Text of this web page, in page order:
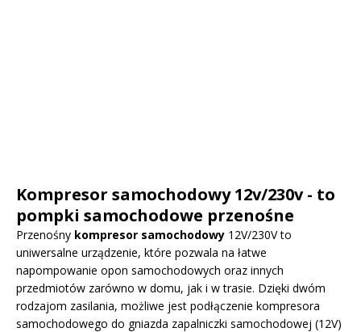
Kompresor samochodowy 12v/230v - to
pompki samochodowe przenośne
Przenośny kompresor samochodowy 12V/230V to
uniwersalne urządzenie, które pozwala na łatwe
napompowanie opon samochodowych oraz innych
przedmiotów zarówno w domu, jak i w trasie. Dzięki dwóm
rodzajom zasilania, możliwe jest podłączenie kompresora
samochodowego do gniazda zapalniczki samochodowej (12V)